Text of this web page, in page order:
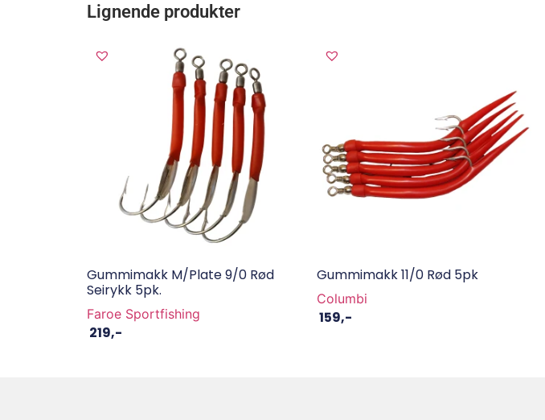
Lignende produkter
Gummimakk M/plate 9/0 Rød
Seirykk 5pk.
Faroe Sportfishing
219,-
Gummimakk 11/0 Rød 5pk
Columbi
159,-